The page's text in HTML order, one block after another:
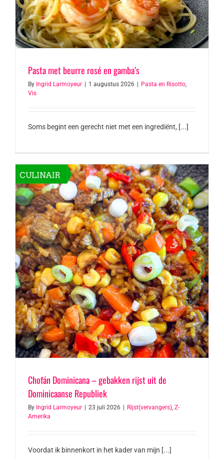
Pasta met beurre rosé en gamba’s
By Ingrid Larmoyeur 1 augustus 2026 Pasta en Risotto,
Vis
Soms begint een gerecht niet met een ingrediënt, [...]
Chofán Dominicana – gebakken rijst uit de
Dominicaanse Republiek
By Ingrid Larmoyeur 23 juli 2026 Rijst(vervangers), Z-
Amerika
Voordat ik binnenkort in het kader van mijn [...]